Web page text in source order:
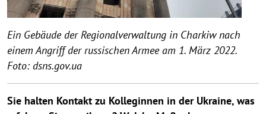
Ein Gebäude der Regionalverwaltung in Charkiw nach
einem Angriff der russischen Armee am 1. März 2022.
Foto: dsns.gov.ua
Sie halten Kontakt zu Kolleginnen in der Ukraine, was